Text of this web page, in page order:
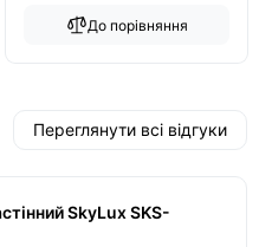
До порівняння
Переглянути всі відгуки
SkyLux SKS-